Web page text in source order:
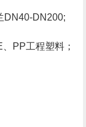
DN40-DN200;
PP工程塑料；